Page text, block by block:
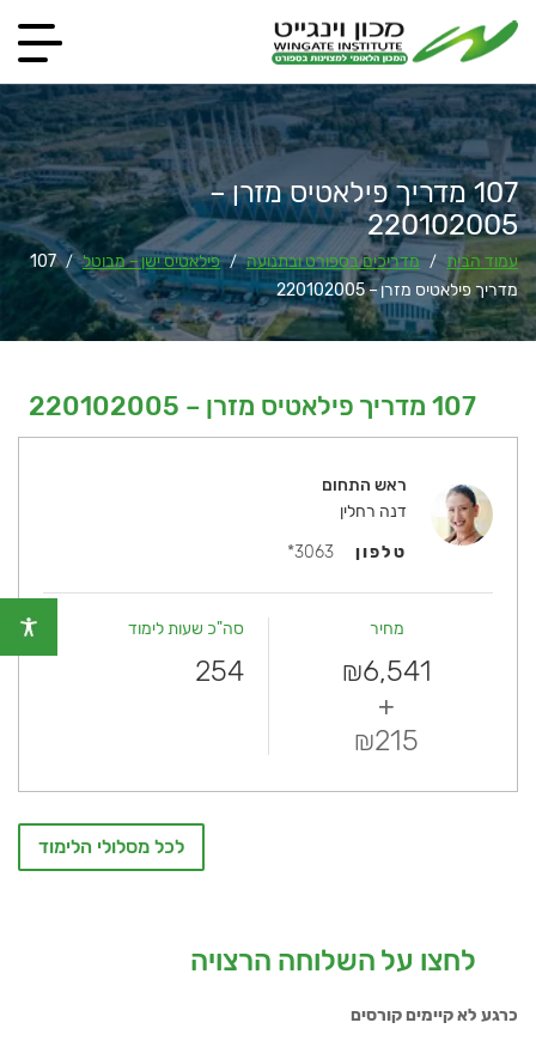
107 מדריך פילאטיס מזרן –
220102005
עמוד הבית / מדריכים בספורט ובתנועה / פילאטיס ישן – מבוטל /
107
מדריך פילאטיס מזרן – 220102005
107 מדריך פילאטיס מזרן – 220102005
ראש התחום
דנה רחלין
טלפון
3063*
מחיר
6,541
₪
+
215
₪
סה"כ שעות לימוד
254
לכל מסלולי הלימוד
לחצו על השלוחה הרצויה
כרגע לא קיימים קורסים